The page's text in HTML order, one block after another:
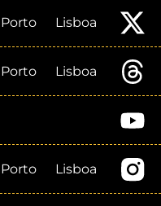
Porto Lisboa
Porto Lisboa
Porto Lisboa